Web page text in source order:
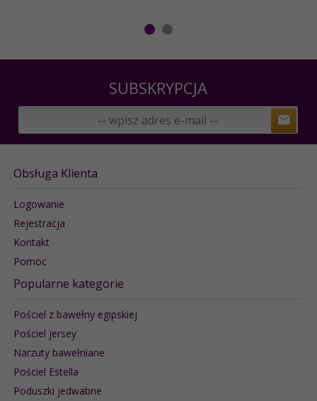
SUBSKRYPCJA
Obsługa Klienta
Logowanie
Rejestracja
Kontakt
Pomoc
Popularne kategorie
Pościel z bawełny egipskiej
Pościel jersey
Narzuty bawełniane
Pościel Estella
Poduszki jedwabne